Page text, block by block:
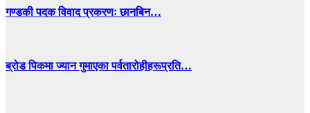
गण्डकी पदक विवाद प्रकरणः छानबिन…
ब्रोड पिकमा ज्यान गुमाएका पर्वतारोहीहरूप्रति…